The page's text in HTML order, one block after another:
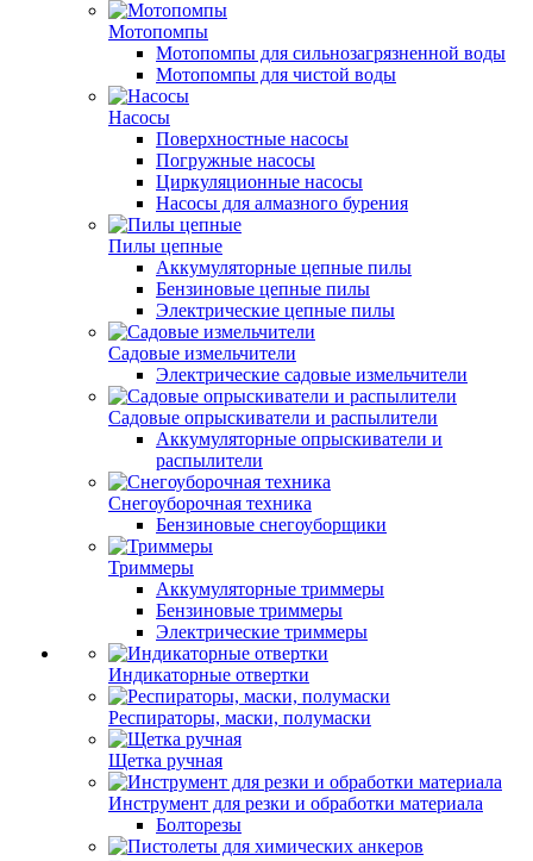
Мотопомпы
Мотопомпы для сильнозагрязненной воды
Мотопомпы для чистой воды
Насосы
Поверхностные насосы
Погружные насосы
Циркуляционные насосы
Насосы для алмазного бурения
Пилы цепные
Аккумуляторные цепные пилы
Бензиновые цепные пилы
Электрические цепные пилы
Садовые измельчители
Электрические садовые измельчители
Садовые опрыскиватели и распылители
Аккумуляторные опрыскиватели и
распылители
Снегоуборочная техника
Бензиновые снегоуборщики
Триммеры
Аккумуляторные триммеры
Бензиновые триммеры
Электрические триммеры
Индикаторные отвертки
Респираторы, маски, полумаски
Щетка ручная
Инструмент для резки и обработки материала
Болторезы